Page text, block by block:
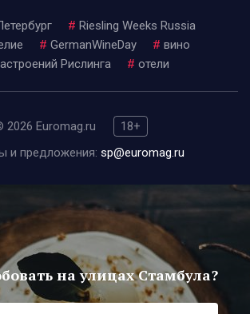
# Riesling Weeks Russia
# GermanWineDay # вино
Рислинга # отели
2026 Euromag.ru
18+
и предложения: sp@euromag.ru
на улицах Стамбула?